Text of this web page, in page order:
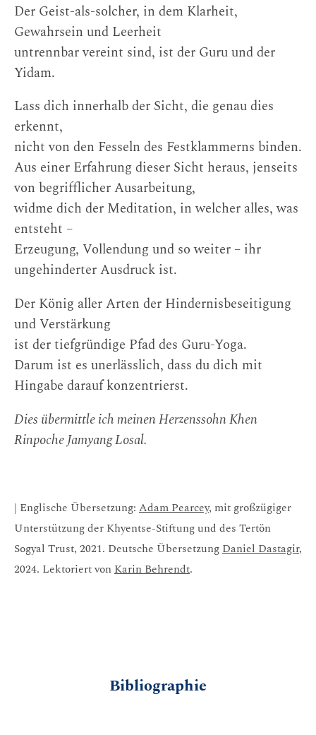
Der Geist-als-solcher, in dem Klarheit,
Gewahrsein und Leerheit
untrennbar vereint sind, ist der Guru und der
Yidam.
Lass dich innerhalb der Sicht, die genau dies
erkennt,
nicht von den Fesseln des Festklammerns binden.
Aus einer Erfahrung dieser Sicht heraus, jenseits
von begrifflicher Ausarbeitung,
widme dich der Meditation, in welcher alles, was
entsteht –
Erzeugung, Vollendung und so weiter – ihr
ungehinderter Ausdruck ist.
Der König aller Arten der Hindernisbeseitigung
und Verstärkung
ist der tiefgründige Pfad des Guru-Yoga.
Darum ist es unerlässlich, dass du dich mit
Hingabe darauf konzentrierst.
Dies übermittle ich meinen Herzenssohn Khen
Rinpoche Jamyang Losal.
| Englische Übersetzung: Adam Pearcey, mit großzügiger
Unterstützung der Khyentse-Stiftung und des Tertön
Sogyal Trust, 2021. Deutsche ÜbersetzungDaniel Dastagir,
2024. Lektoriert vonKarin Behrendt.
Bibliographie